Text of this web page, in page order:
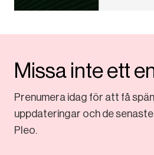
Missa inte ett
Prenumera idag för att få
uppdateringar och de
Pleo.